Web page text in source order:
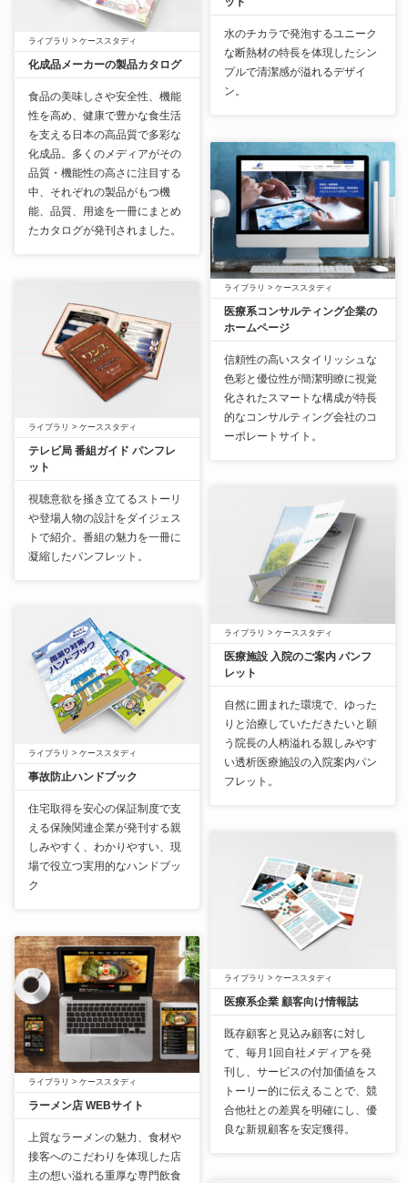
水のチカラで発泡するユニーク
な断熱材の特長を体現したシン
プルで清潔感が溢れるデザイ
ン。
ライブラリ > ケーススタディ
医療系コンサルティング企業の
ホームページ
信頼性の高いスタイリッシュな
色彩と優位性が簡潔明瞭に視覚
化されたスマートな構成が特長
的なコンサルティング会社のコ
ーポレートサイト。
ライブラリ > ケーススタディ
医療施設 入院のご案内 パンフ
レット
自然に囲まれた環境で、ゆった
りと治療していただきたいと願
う院長の人柄溢れる親しみやす
い透析医療施設の入院案内パン
フレット。
ライブラリ > ケーススタディ
化成品メーカーの製品カタログ
食品の美味しさや安全性、機能
性を高め、健康で豊かな食生活
を支える日本の高品質で多彩な
化成品。多くのメディアがその
品質・機能性の高さに注目する
中、それぞれの製品がもつ機
能、品質、用途を一冊にまとめ
たカタログが発刊されました。
ライブラリ > ケーススタディ
医療系企業 顧客向け情報誌
既存顧客と見込み顧客に対し
て、毎月1回自社メディアを発
刊し、サービスの付加価値をス
トーリー的に伝えることで、競
合他社との差異を明確にし、優
良な新規顧客を安定獲得。
ライブラリ > ケーススタディ
テレビ局 番組ガイド パンフレ
ット
視聴意欲を掻き立てるストーリ
や登場人物の設計をダイジェス
トで紹介。番組の魅力を一冊に
凝縮したパンフレット。
ライブラリ > ケーススタディ
事故防止ハンドブック
住宅取得を安心の保証制度で支
える保険関連企業が発刊する親
しみやすく、わかりやすい、現
場で役立つ実用的なハンドブッ
ク
ライブラリ > ケーススタディ
ラーメン店 WEBサイト
上質なラーメンの魅力、食材や
接客へのこだわりを体現した店
主の想い溢れる重厚な専門飲食